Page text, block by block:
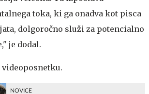
toka, ki ga onadva kot pisca
dolgoročno služi za potencialno
je dodal.
videoposnetku.
NOVICE